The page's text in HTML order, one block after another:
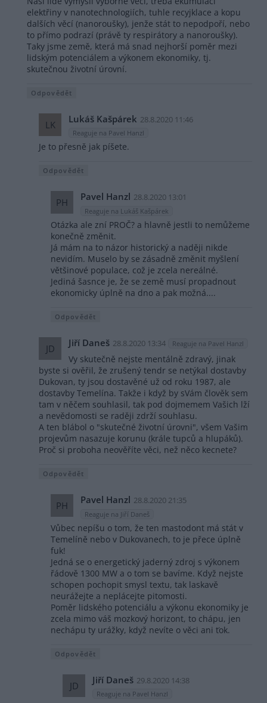
elektřiny v nanotechnologiích, tuhle recyjklace a kopu
dalších věcí (nanoroušky), jenže stát to nepodpoří, nebo
to přímo podrazí (právě ty respirátory a nanoroušky).
Taky jsme země, která má snad nejhorší poměr mezi
lidským potenciálem a výkonem ekonomiky, tj.
skutečnou životní úrovní.
Odpovědět
LK Lukáš Kašpárek 28.8.2020 11:46
Reaguje na Pavel Hanzl
Je to přesně jak píšete.
Odpovědět
PH Pavel Hanzl 28.8.2020 13:01
Reaguje na Lukáš Kašpárek
Otázka ale zní PROČ? a hlavně jestli to nemůžeme
konečně změnit.
Já mám na to názor historický a naději nikde
nevidím. Muselo by se zásadně změnit myšlení
většinové populace, což je zcela nereálné.
Jediná šasnce je, že se země musí propadnout
ekonomicky úplně na dno a pak možná....
Odpovědět
JD Jiří Daneš 28.8.2020 13:34 Reaguje na Pavel Hanzl
Vy skutečně nejste mentálně zdravý, jinak
byste si ověřil, že zrušený tendr se netýkal dostavby
Dukovan, ty jsou dostavěné už od roku 1987, ale
dostavby Temelína. Takže i když by sVám člověk sem
tam v něčem souhlasil, tak pod dojmemem Vašich lží
a nevědomosti se raději zdrží souhlasu.
A ten blábol o "skutečné životní úrovni", všem Vašim
projevům nasazuje korunu (krále tupců a hlupáků).
Proč si proboha neověříte věci, než něco kecnete?
Odpovědět
PH Pavel Hanzl 28.8.2020 21:35
Reaguje na Jiří Daneš
Vůbec nepíšu o tom, že ten mastodont má stát v
Temelíně nebo v Dukovanech, to je přece úplně
fuk!
Jedná se o energetický jaderný zdroj s výkonem
řádově 1300 MW a o tom se bavíme. Když nejste
schopen pochopit smysl textu, tak laskavě
neurážejte a neplácejte pitomosti.
Poměr lidského potenciálu a výkonu ekonomiky je
zcela mimo váš mozkový horizont, to chápu, jen
nechápu ty urážky, když nevíte o věci ani ťok.
Odpovědět
JD Jiří Daneš 29.8.2020 14:38
Reaguje na Pavel Hanzl